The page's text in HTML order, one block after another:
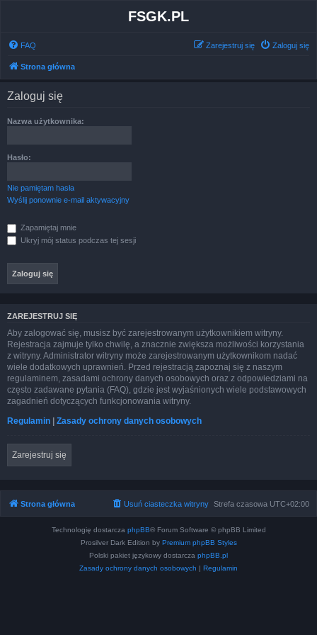
FSGK.PL
FAQ Zaloguj się
Zarejestruj się
Strona główna
Zaloguj się
Nazwa użytkownika:
Hasło:
Nie pamiętam hasła
Wyślij ponownie e-mail aktywacyjny
Zapamiętaj mnie
Ukryj mój status podczas tej sesji
ZAREJESTRUJ SIĘ
Aby zalogować się, musisz być zarejestrowanym użytkownikiem witryny.
Rejestracja zajmuje tylko chwilę, a znacznie zwiększa możliwości korzystania
z witryny. Administrator witryny może zarejestrowanym użytkownikom nadać
wiele dodatkowych uprawnień. Przed rejestracją zapoznaj się z naszym
regulaminem, zasadami ochrony danych osobowych oraz z odpowiedziami na
często zadawane pytania (FAQ), gdzie jest wyjaśnionych wiele podstawowych
zagadnień dotyczących funkcjonowania witryny.
Regulamin | Zasady ochrony danych osobowych
Zarejestruj się
Strona główna Strefa czasowa UTC+02:00
Usuń ciasteczka witryny
Technologię dostarcza phpBB® Forum Software © phpBB Limited
Prosilver Dark Edition by Premium phpBB Styles
Polski pakiet językowy dostarcza phpBB.pl
Zasady ochrony danych osobowych | Regulamin